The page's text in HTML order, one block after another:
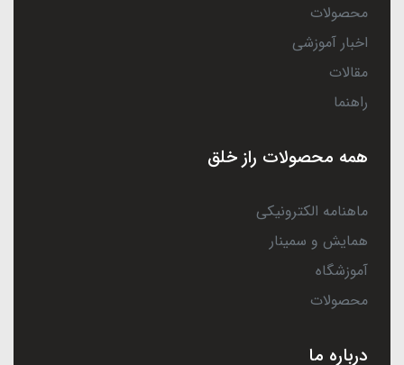
محصولات
اخبار آموزشی
مقالات
راهنما
همه محصولات راز خلق
ماهنامه الکترونیکی
همایش و سمینار
آموزشگاه
محصولات
درباره ما